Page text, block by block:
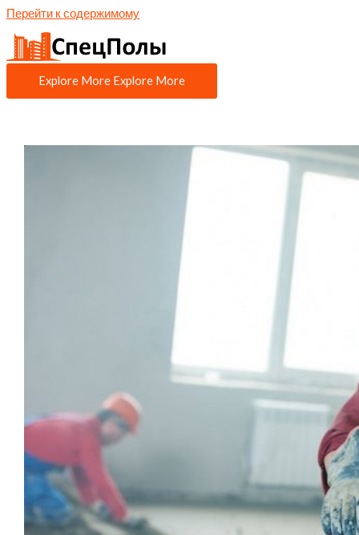
Перейти к содержимому
Explore More Explore More